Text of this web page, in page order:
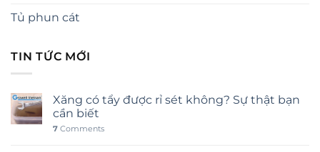
Tủ phun cát
TIN TỨC MỚI
Xăng có tẩy được rỉ sét không? Sự thật bạn
cần biết
7 Comments